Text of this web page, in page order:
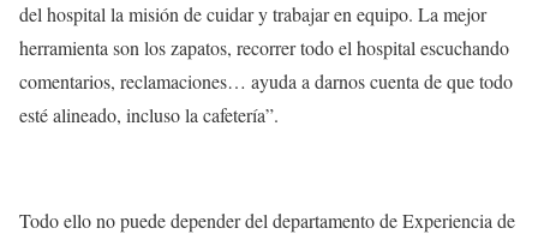
del hospital la misión de cuidar y trabajar en equipo. La mejor
herramienta son los zapatos, recorrer todo el hospital escuchando
comentarios, reclamaciones… ayuda a darnos cuenta de que todo
esté alineado, incluso la cafetería”.
Todo ello no puede depender del departamento de Experiencia de